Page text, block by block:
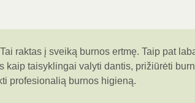
raktas į sveiką burnos ertmę. Taip pat
taisyklingai valyti dantis, prižiūrėti
profesionalią burnos higieną.